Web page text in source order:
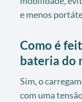
e menos
Como é
bateria do
Sim, o
com uma